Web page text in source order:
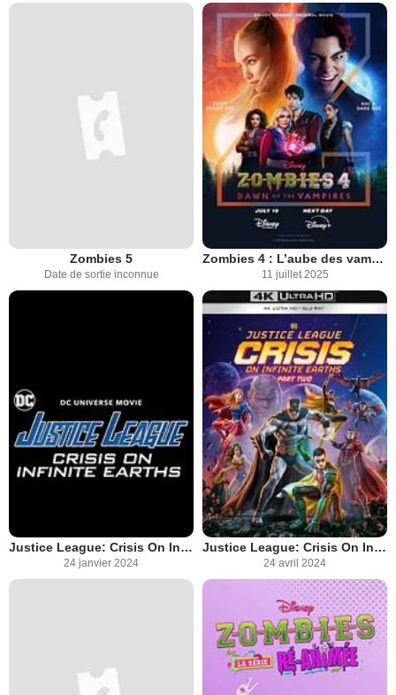
Zombies 5
Date de sortie inconnue
Zombies 4 : L’aube des vampires
11 juillet 2025
Justice League: Crisis On Infinite Earths partie 1
24 janvier 2024
Justice League: Crisis On Infinite Earths partie 2
24 avril 2024